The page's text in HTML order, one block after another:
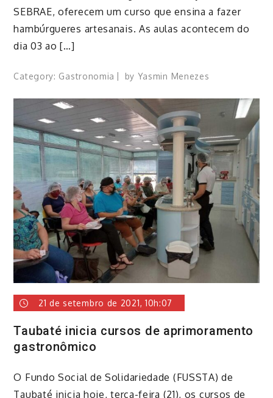
SEBRAE, oferecem um curso que ensina a fazer
hambúrgueres artesanais. As aulas acontecem do
dia 03 ao […]
Category: Gastronomia by Yasmin Menezes
21 de setembro de 2021, 10h:07
Taubaté inicia cursos de aprimoramento
gastronômico
​O Fundo Social de Solidariedade (FUSSTA) de
Taubaté inicia hoje, terça-feira (21), os cursos de